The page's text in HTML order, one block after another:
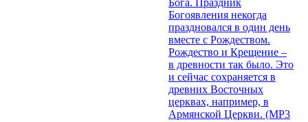
Богоявления некогда
праздновался в один день
вместе с Рождеством.
Рождество и Крещение –
в древности так было. Это
и сейчас сохраняется в
древних Восточных
церквах, например, в
Армянской Церкви. (MP3